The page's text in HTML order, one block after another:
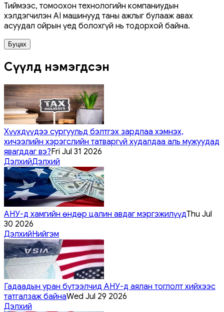
Тиймээс, томоохон технологийн компаниудын
хэлдэгчилэн AI машинууд таны ажлыг булааж авах
асуудал ойрын үед болохгүй нь тодорхой байна.
Буцах
Сүүлд нэмэгдсэн
Хүүхдүүдээ сургуульд бэлтгэх зардлаа хэмнэх,
хичээлийн хэрэгслийн татваргүй худалдаа аль мужуудад
явагддаг вэ?Fri Jul 31 2026
ДэлхийДэлхий
АНУ-д хамгийн өндөр цалин авдаг мэргэжилүүдThu Jul
30 2026
ДэлхийНийгэм
Гадаадын уран бүтээлчид АНУ-д аялан тоглолт хийхээс
татгалзаж байнаWed Jul 29 2026
Дэлхий